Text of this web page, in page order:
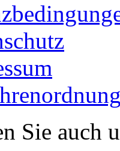
Sie auch